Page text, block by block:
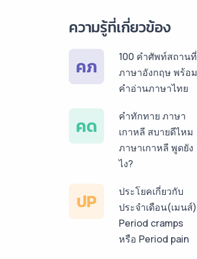
บริการรับแปลภาษา
รัสเซีย ราคาเริ่มต้น
150฿
บริการรับแปลภาษา
ทั่วไทย ราคาเริ่มต้น
150฿
ความรู้ที่เกี่ยวข้อง
คภ
100 คำศัพท์สถานที่
ภาษาอังกฤษ พร้อม
คำอ่านภาษาไทย
คด
คำทักทาย ภาษา
เกาหลี สบายดีไหม
ภาษาเกาหลี พูดยัง
ไง?
ปP
ประโยคเกี่ยวกับ
ประจำเดือน(เมนส์)
Period cramps
หรือ Period pain